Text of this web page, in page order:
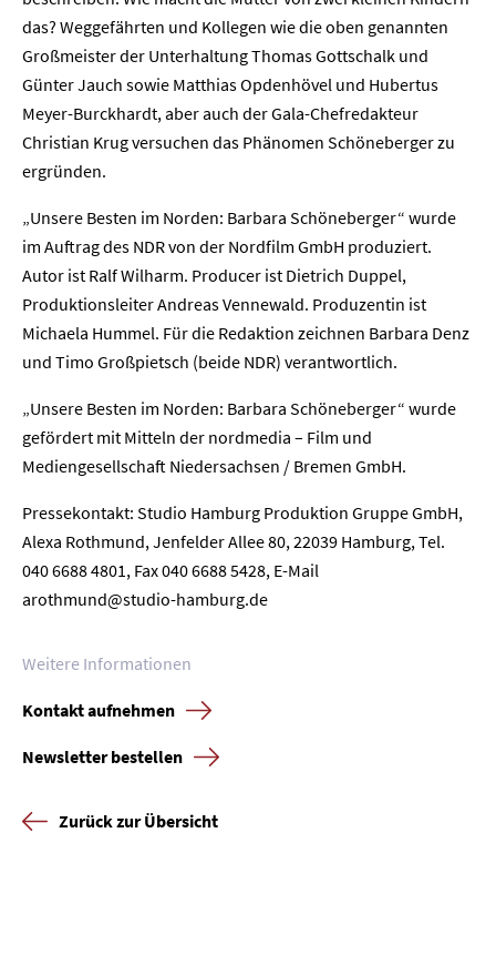
das? Weggefährten und Kollegen wie die oben genannten
Großmeister der Unterhaltung Thomas Gottschalk und
Günter Jauch sowie Matthias Opdenhövel und Hubertus
Meyer-Burckhardt, aber auch der Gala-Chefredakteur
Christian Krug versuchen das Phänomen Schöneberger zu
ergründen.
„Unsere Besten im Norden: Barbara Schöneberger“ wurde
im Auftrag des NDR von der Nordfilm GmbH produziert.
Autor ist Ralf Wilharm. Producer ist Dietrich Duppel,
Produktionsleiter Andreas Vennewald. Produzentin ist
Michaela Hummel. Für die Redaktion zeichnen Barbara Denz
und Timo Großpietsch (beide NDR) verantwortlich.
„Unsere Besten im Norden: Barbara Schöneberger“ wurde
gefördert mit Mitteln der nordmedia – Film und
Mediengesellschaft Niedersachsen / Bremen GmbH.
Pressekontakt: Studio Hamburg Produktion Gruppe GmbH,
Alexa Rothmund, Jenfelder Allee 80, 22039 Hamburg, Tel.
040 6688 4801, Fax 040 6688 5428, E-Mail
arothmund@studio-hamburg.de
Weitere Informationen
Kontakt aufnehmen
Newsletter bestellen
Zurück zur Übersicht
Home
Unternehmen
Presse
Karriere